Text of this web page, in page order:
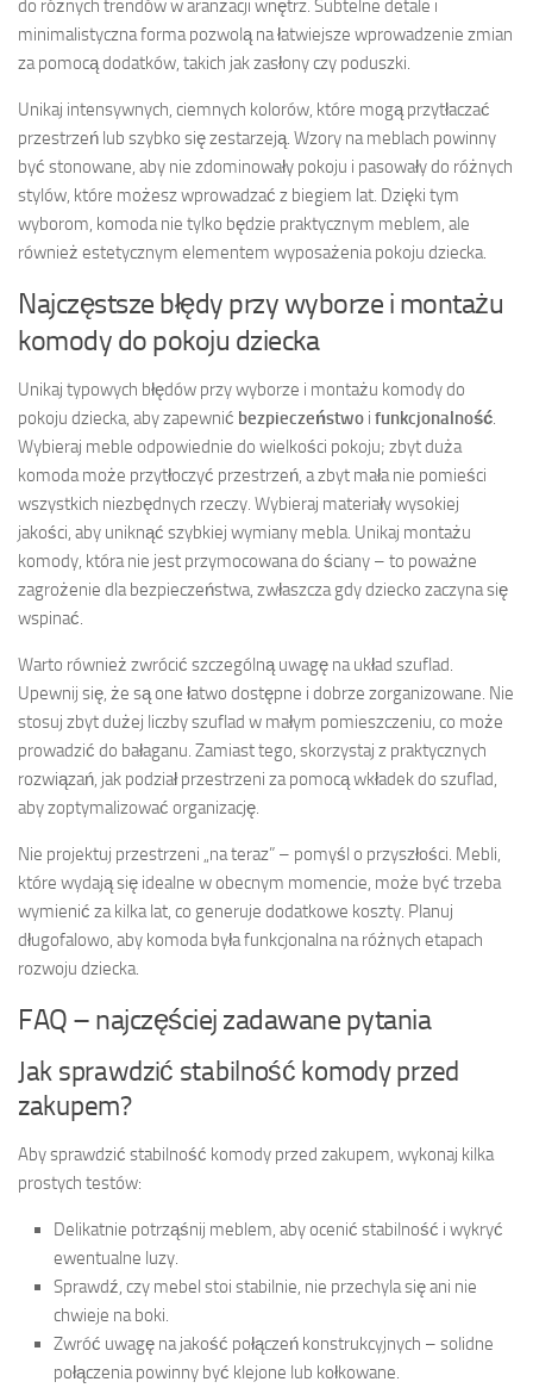
do różnych trendów w aranżacji wnętrz. Subtelne detale i
minimalistyczna forma pozwolą na łatwiejsze wprowadzenie zmian
za pomocą dodatków, takich jak zasłony czy poduszki.
Unikaj intensywnych, ciemnych kolorów, które mogą przytłaczać
przestrzeń lub szybko się zestarzeją. Wzory na meblach powinny
być stonowane, aby nie zdominowały pokoju i pasowały do różnych
stylów, które możesz wprowadzać z biegiem lat. Dzięki tym
wyborom, komoda nie tylko będzie praktycznym meblem, ale
również estetycznym elementem wyposażenia pokoju dziecka.
Najczęstsze błędy przy wyborze i montażu
komody do pokoju dziecka
Unikaj typowych błędów przy wyborze i montażu komody do
pokoju dziecka, aby zapewnić bezpieczeństwo i funkcjonalność
Wybieraj meble odpowiednie do wielkości pokoju; zbyt duża
komoda może przytłoczyć przestrzeń, a zbyt mała nie pomieści
wszystkich niezbędnych rzeczy. Wybieraj materiały wysokiej
jakości, aby uniknąć szybkiej wymiany mebla. Unikaj montażu
komody, która nie jest przymocowana do ściany – to poważne
zagrożenie dla bezpieczeństwa, zwłaszcza gdy dziecko zaczyna się
wspinać.
Warto również zwrócić szczególną uwagę na układ szuflad.
Upewnij się, że są one łatwo dostępne i dobrze zorganizowane. Nie
stosuj zbyt dużej liczby szuflad w małym pomieszczeniu, co może
prowadzić do bałaganu. Zamiast tego, skorzystaj z praktycznych
rozwiązań, jak podział przestrzeni za pomocą wkładek do szuflad,
aby zoptymalizować organizację.
Nie projektuj przestrzeni „na teraz” – pomyśl o przyszłości. Mebli,
które wydają się idealne w obecnym momencie, może być trzeba
wymienić za kilka lat, co generuje dodatkowe koszty. Planuj
długofalowo, aby komoda była funkcjonalna na różnych etapach
rozwoju dziecka.
FAQ – najczęściej zadawane pytania
Jak sprawdzić stabilność komody przed
zakupem?
Aby sprawdzić stabilność komody przed zakupem, wykonaj kilka
prostych testów:
Delikatnie potrząśnij meblem, aby ocenić stabilność i wykryć
ewentualne luzy.
Sprawdź, czy mebel stoi stabilnie, nie przechyla się ani nie
chwieje na boki.
Zwróć uwagę na jakość połączeń konstrukcyjnych – solidne
połączenia powinny być klejone lub kołkowane.